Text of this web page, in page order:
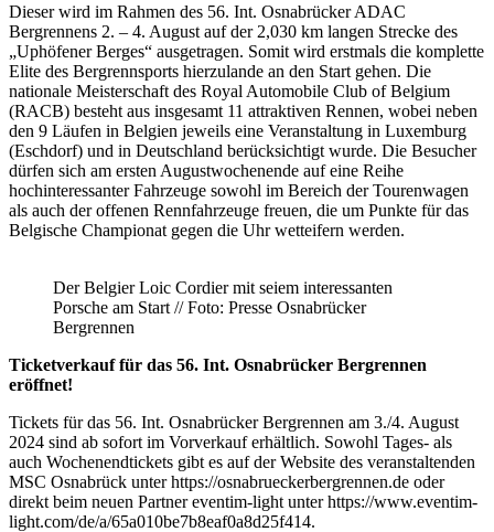
Dieser wird im Rahmen des 56. Int. Osnabrücker ADAC
Bergrennens 2. – 4. August auf der 2,030 km langen Strecke des
„Uphöfener Berges“ ausgetragen. Somit wird erstmals die komplette
Elite des Bergrennsports hierzulande an den Start gehen. Die
nationale Meisterschaft des Royal Automobile Club of Belgium
(RACB) besteht aus insgesamt 11 attraktiven Rennen, wobei neben
den 9 Läufen in Belgien jeweils eine Veranstaltung in Luxemburg
(Eschdorf) und in Deutschland berücksichtigt wurde. Die Besucher
dürfen sich am ersten Augustwochenende auf eine Reihe
hochinteressanter Fahrzeuge sowohl im Bereich der Tourenwagen
als auch der offenen Rennfahrzeuge freuen, die um Punkte für das
Belgische Championat gegen die Uhr wetteifern werden.
Der Belgier Loic Cordier mit seiem interessanten
Porsche am Start // Foto: Presse Osnabrücker
Bergrennen
Ticketverkauf für das 56. Int. Osnabrücker Bergrennen
eröffnet!
Tickets für das 56. Int. Osnabrücker Bergrennen am 3./4. August
2024 sind ab sofort im Vorverkauf erhältlich. Sowohl Tages- als
auch Wochenendtickets gibt es auf der Website des veranstaltenden
MSC Osnabrück unter https://osnabrueckerbergrennen.de oder
direkt beim neuen Partner eventim-light unter https://www.eventim-
light.com/de/a/65a010be7b8eaf0a8d25f414.